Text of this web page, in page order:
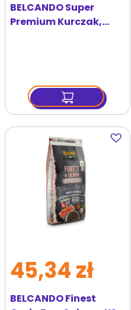
BELCANDO Super
Premium Kurczak,
Dodaj
do
BELCANDO Finest
45,34 zł